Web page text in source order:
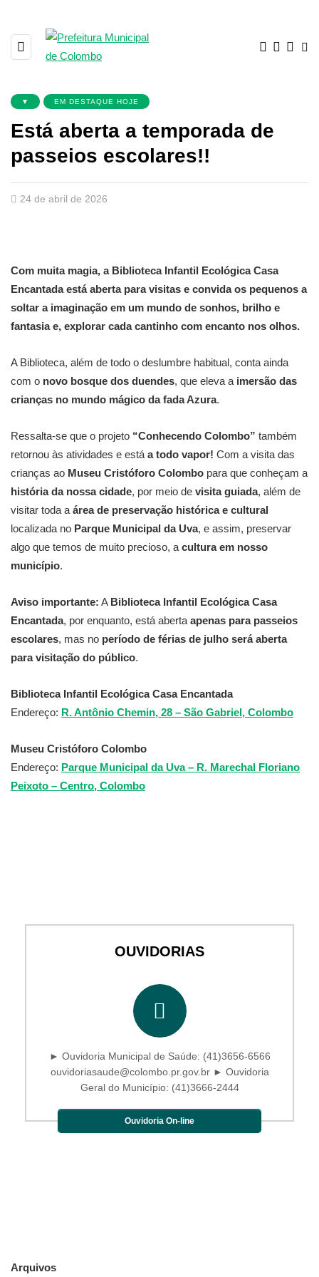
▼ EM DESTAQUE HOJE
Está aberta a temporada de
passeios escolares!!
24 de abril de 2026
Com muita magia, a Biblioteca Infantil Ecológica Casa
Encantada está aberta para visitas e convida os pequenos a
soltar a imaginação em um mundo de sonhos, brilho e
fantasia e, explorar cada cantinho com encanto nos olhos.
A Biblioteca, além de todo o deslumbre habitual, conta ainda
com o novo bosque dos duendes, que eleva a imersão das
crianças no mundo mágico da fada Azura.
Ressalta-se que o projeto “Conhecendo Colombo” também
retornou às atividades e está a todo vapor! Com a visita das
crianças ao Museu Cristóforo Colombo para que conheçam a
história da nossa cidade, por meio de visita guiada, além de
visitar toda a área de preservação histórica e cultural
localizada no Parque Municipal da Uva, e assim, preservar
algo que temos de muito precioso, a cultura em nosso
município.
Aviso importante: A Biblioteca Infantil Ecológica Casa
Encantada, por enquanto, está aberta apenas para passeios
escolares, mas no período de férias de julho será aberta
para visitação do público.
Biblioteca Infantil Ecológica Casa Encantada
Endereço: R. Antônio Chemin, 28 – São Gabriel, Colombo
Museu Cristóforo Colombo
Endereço: Parque Municipal da Uva – R. Marechal Floriano
Peixoto – Centro, Colombo
OUVIDORIAS
► Ouvidoria Municipal de Saúde: (41)3656-6566
ouvidoriasaude@colombo.pr.gov.br ► Ouvidoria
Geral do Município: (41)3666-2444
Ouvidoria On-line
Arquivos